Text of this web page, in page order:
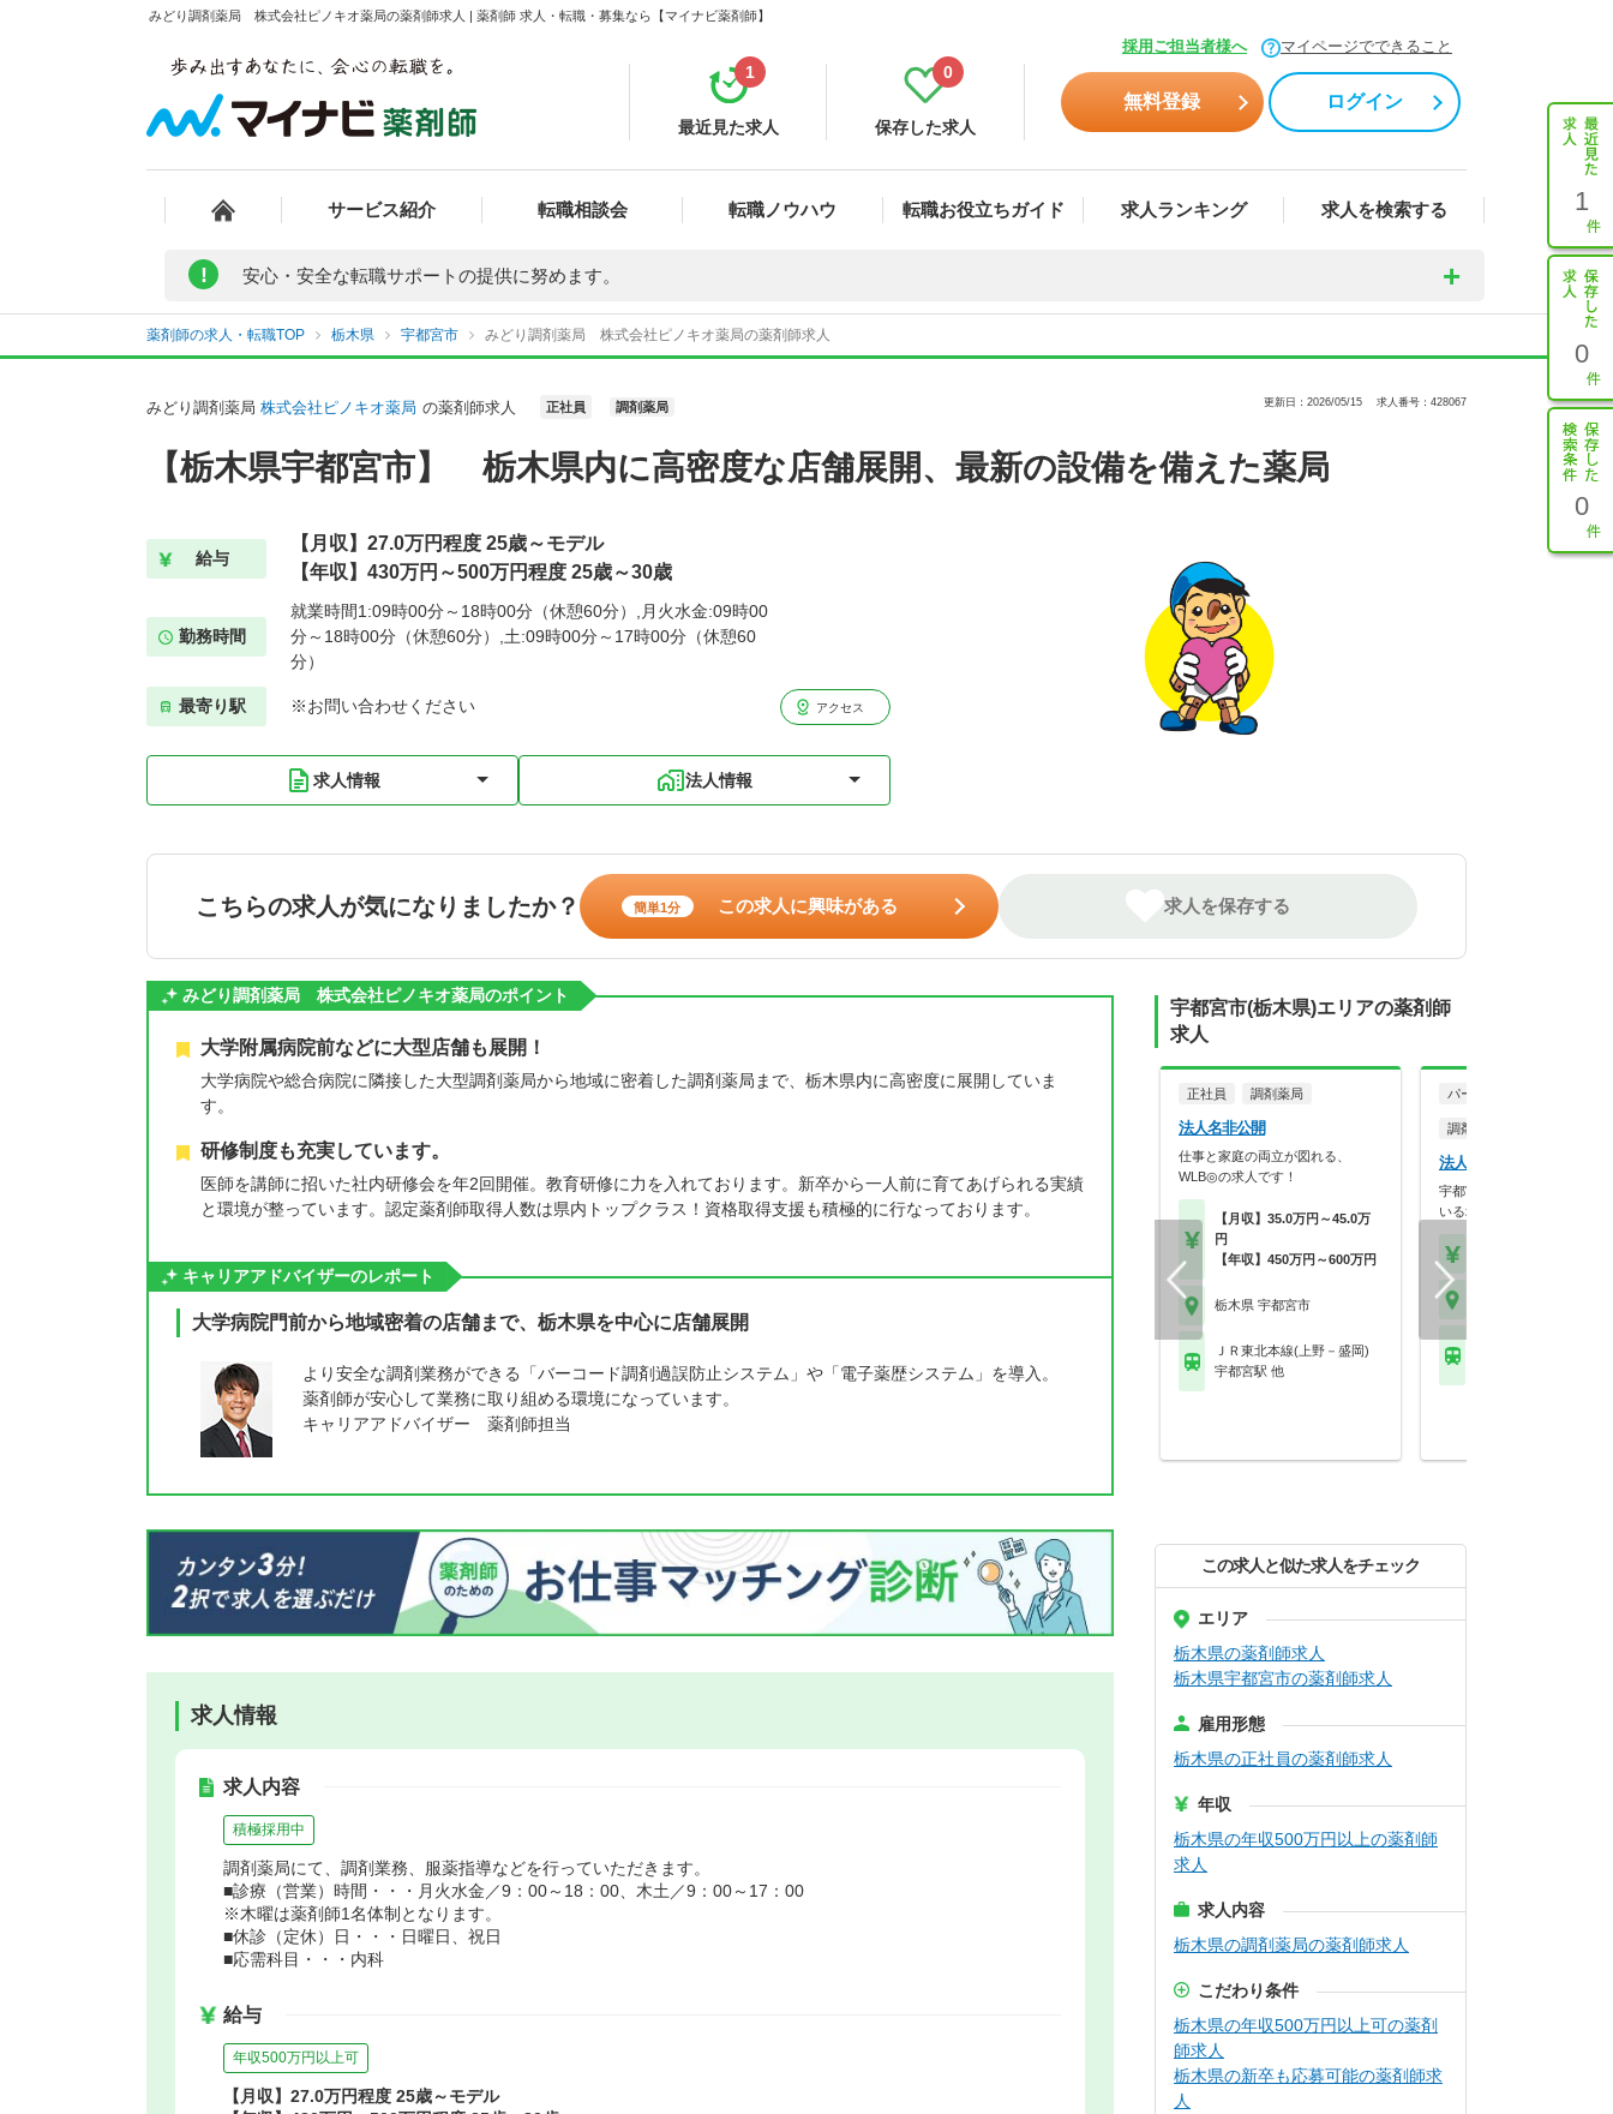
みどり調剤薬局 株式会社ピノキオ薬局の薬剤師求人 | 薬剤師 求人・転職・募集なら【マイナビ薬剤師】
採用ご担当者様へ マイページでできること
最近見た求人
1
保存した求人
0
無料登録 ログイン
サービス紹介 転職相談会 転職ノウハウ 転職お役立ちガイド 求人ランキング 求人を検索する 1
0
0
! 安心・安全な転職サポートの提供に努めます。
薬剤師の求人・転職TOP 栃木県 宇都宮市 みどり調剤薬局 株式会社ピノキオ薬局の薬剤師求人
みどり調剤薬局 株式会社ピノキオ薬局 の薬剤師求人 正社員 調剤薬局 更新日：2026/05/15 求人番号：428067
【栃木県宇都宮市】 栃木県内に高密度な店舗展開、最新の設備を備えた薬局
給与
【月収】27.0万円程度 25歳～モデル
【年収】430万円～500万円程度 25歳～30歳
勤務時間
就業時間1:09時00分～18時00分（休憩60分）,月火水金:09時00
分～18時00分（休憩60分）,土:09時00分～17時00分（休憩60
分）
最寄り駅 ※お問い合わせください アクセス
求人情報 法人情報
こちらの求人が気になりましたか？ 簡単1分 この求人に興味がある 求人を保存する
みどり調剤薬局 株式会社ピノキオ薬局のポイント
大学附属病院前などに大型店舗も展開！
大学病院や総合病院に隣接した大型調剤薬局から地域に密着した調剤薬局まで、栃木県内に高密度に展開していま
す。
研修制度も充実しています。
医師を講師に招いた社内研修会を年2回開催。教育研修に力を入れております。新卒から一人前に育てあげられる実績
と環境が整っています。認定薬剤師取得人数は県内トップクラス！資格取得支援も積極的に行なっております。
キャリアアドバイザーのレポート
大学病院門前から地域密着の店舗まで、栃木県を中心に店舗展開
より安全な調剤業務ができる「バーコード調剤過誤防止システム」や「電子薬歴システム」を導入。
薬剤師が安心して業務に取り組める環境になっています。
キャリアアドバイザー 薬剤師担当
求人情報
求人内容
積極採用中
調剤薬局にて、調剤業務、服薬指導などを行っていただきます。
■診療（営業）時間・・・月火水金／9：00～18：00、木土／9：00～17：00
※木曜は薬剤師1名体制となります。
■休診（定休）日・・・日曜日、祝日
■応需科目・・・内科
給与
年収500万円以上可
【月収】27.0万円程度 25歳～モデル
宇都宮市(栃木県)エリアの薬剤師
求人
正社員 調剤薬局
法人名非公開
仕事と家庭の両立が図れる、
WLB◎の求人です！
【月収】35.0万円～45.0万
円
【年収】450万円～600万円
栃木県 宇都宮市
ＪＲ東北本線(上野－盛岡)
宇都宮駅 他
パート・アルバイト
調剤薬局
法人名非公開
宇都宮市を中心に9店舗展開
いる地域密着型の調剤…
この求人と似た求人をチェック
エリア
栃木県の薬剤師求人
栃木県宇都宮市の薬剤師求人
雇用形態
栃木県の正社員の薬剤師求人
年収
栃木県の年収500万円以上の薬剤師
求人
求人内容
栃木県の調剤薬局の薬剤師求人
こだわり条件
栃木県の年収500万円以上可の薬剤
師求人
栃木県の新卒も応募可能の薬剤師求
人